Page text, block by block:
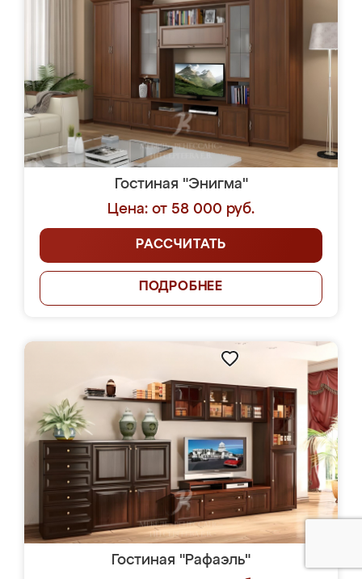
Гостиная "Энигма"
Цена: от 58 000 руб.
РАССЧИТАТЬ
ПОДРОБНЕЕ
Гостиная "Рафаэль"